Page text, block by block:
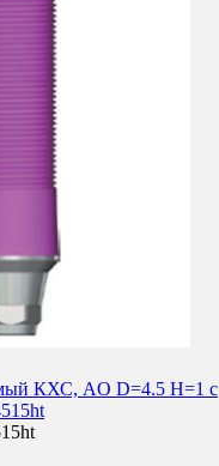
КХС, AO D=4.5 H=1 с